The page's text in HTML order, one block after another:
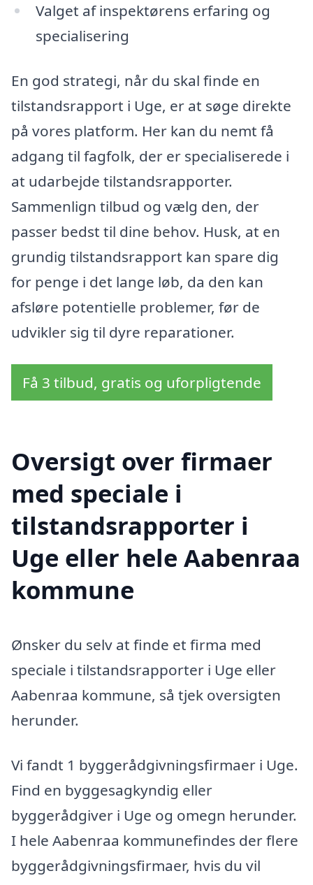
Valget af inspektørens erfaring og
specialisering
En god strategi, når du skal finde en
tilstandsrapport i Uge, er at søge direkte
på vores platform. Her kan du nemt få
adgang til fagfolk, der er specialiserede i
at udarbejde tilstandsrapporter.
Sammenlign tilbud og vælg den, der
passer bedst til dine behov. Husk, at en
grundig tilstandsrapport kan spare dig
for penge i det lange løb, da den kan
afsløre potentielle problemer, før de
udvikler sig til dyre reparationer.
Få 3 tilbud, gratis og uforpligtende
Oversigt over firmaer
med speciale i
tilstandsrapporter i
Uge eller hele Aabenraa
kommune
Ønsker du selv at finde et firma med
speciale i tilstandsrapporter i Uge eller
Aabenraa kommune, så tjek oversigten
herunder.
Vi fandt 1 byggerådgivningsfirmaer i Uge.
Find en byggesagkyndig eller
byggerådgiver i Uge og omegn herunder.
I hele Aabenraa kommunefindes der flere
byggerådgivningsfirmaer, hvis du vil